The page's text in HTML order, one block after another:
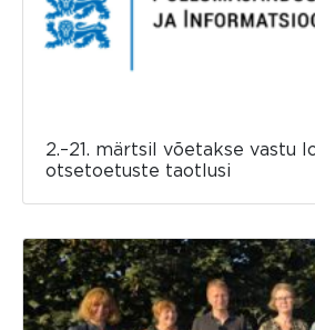
2.–21. märtsil võetakse vastu
otsetoetuste taotlusi